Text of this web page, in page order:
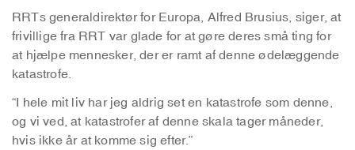
RRTs generaldirektør for Europa, Alfred Brusius, siger, at
frivillige fra RRT var glade for at gøre deres små ting for
at hjælpe mennesker, der er ramt af denne ødelæggende
katastrofe.
“I hele mit liv har jeg aldrig set en katastrofe som denne,
og vi ved, at katastrofer af denne skala tager måneder,
hvis ikke år at komme sig efter.”